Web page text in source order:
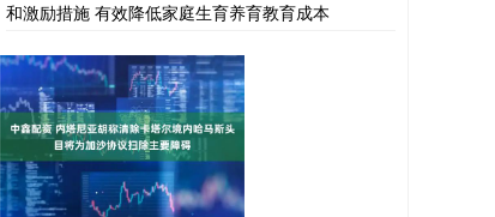
和激励措施 有效降低家庭生育养育教育成本